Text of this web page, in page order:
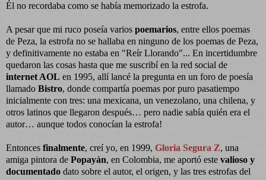
Él no recordaba como se había memorizado la estrofa.
A pesar que mi ruco poseía varios poemarios, entre ellos poemas
de Peza, la estrofa no se hallaba en ninguno de los poemas de Peza,
y definitivamente no estaba en "Reír Llorando"... En incertidumbre
quedaron las cosas hasta que me suscribí en la red social de
internet AOL en 1995, allí lancé la pregunta en un foro de poesía
llamado Bistro, donde compartía poemas por puro pasatiempo
inicialmente con tres: una mexicana, un venezolano, una chilena, y
otros latinos que llegaron después… pero nadie sabía quién era el
autor… aunque todos conocían la estrofa!
Entonces finalmente, creí yo, en 1999, Gloria Segura Z, una
amiga pintora de Popayán, en Colombia, me aportó este valioso y
documentado dato sobre el autor, el origen, y las tres estrofas del